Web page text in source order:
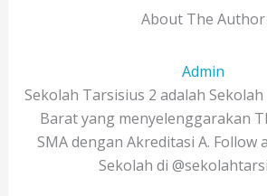
About The Author
Admin
Sekolah Tarsisius 2 adalah
Barat yang menyelenggarakan
SMA dengan Akreditasi A. Follow
Sekolah di